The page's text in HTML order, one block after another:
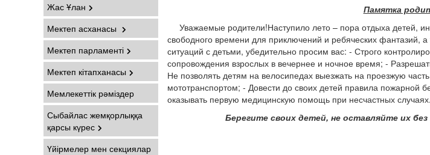
Жас Ұлан
Мектеп асханасы
Мектеп парламенті
Мектеп кітапханасы
Мемлекеттік рәміздер
Сыбайлас жемқорлыққа
қарсы күрес
Үйірмелер мен секциялар
Памятка
Уважаемые родители!Наступило лето – пора отдыха детей,
свободного времени для приключений и ребяческих
ситуаций с детьми, убедительно просим вас: - Строго
сопровождения взрослых в вечернее и ночное время; -
Не позволять детям на велосипедах выезжать на проезжую
мототранспортом; - Довести до своих детей правила пожарной
оказывать первую медицинскую помощь при несчастных случаях.
Берегите своих детей, не оставляйте их